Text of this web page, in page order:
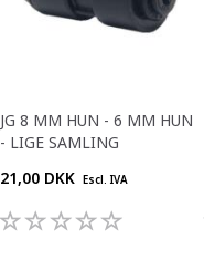
JG 8 MM HUN - 6 MM HUN
- LIGE SAMLING
21,00 DKK
Escl. IVA